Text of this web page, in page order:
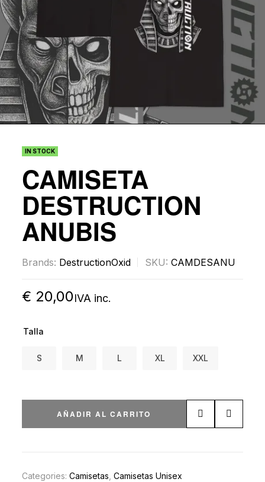
IN STOCK
CAMISETA
DESTRUCTION
ANUBIS
Brands: DestructionOxid SKU:CAMDESANU
€ 20,00IVA inc.
Talla
S M L XL XXL
AÑADIR AL CARRITO
Categories:Camisetas ,Camisetas Unisex